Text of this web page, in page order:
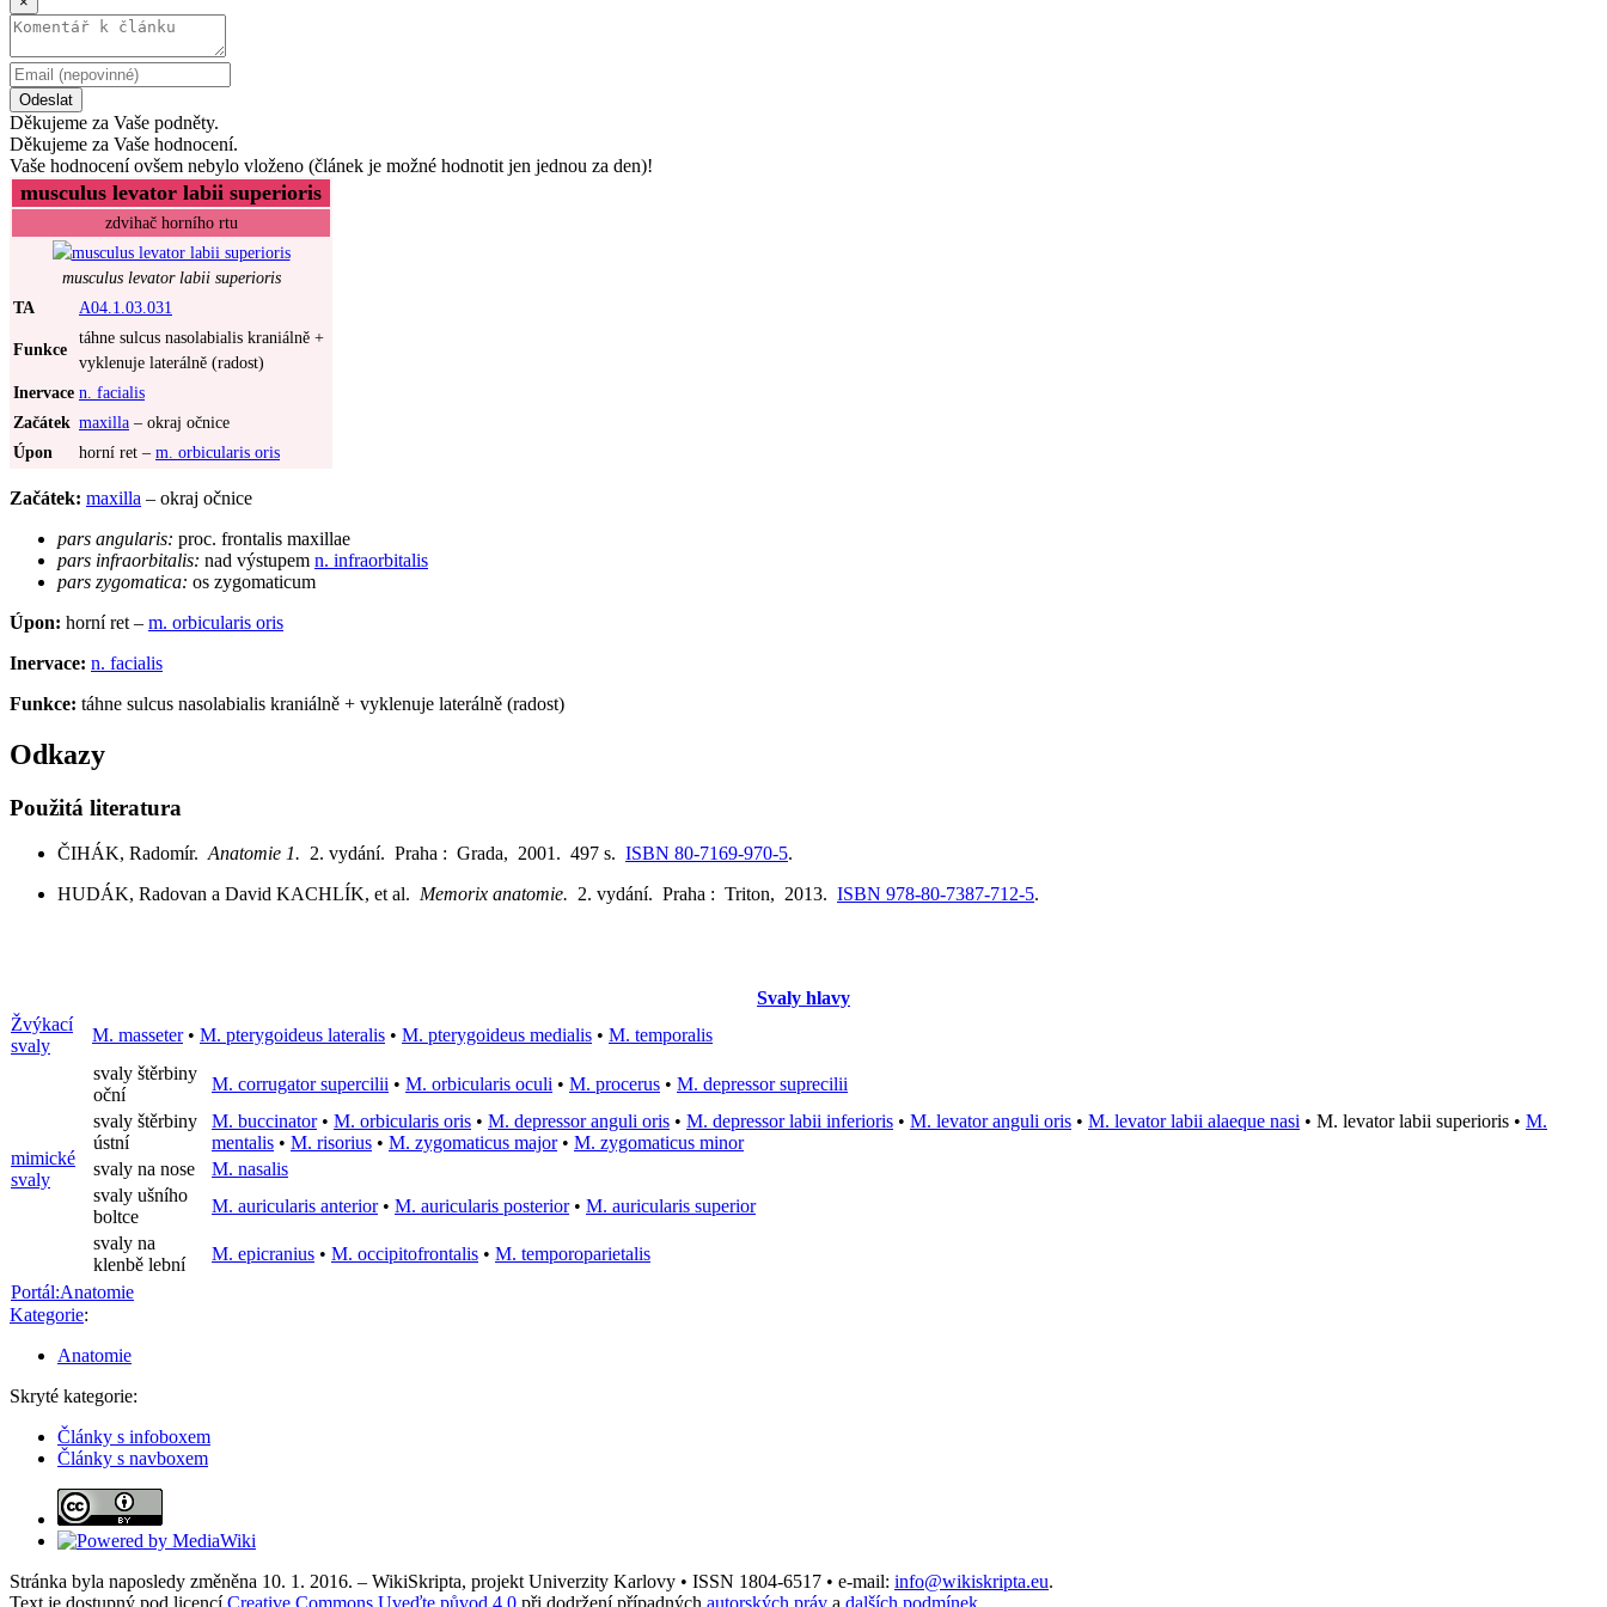
Odeslat
Děkujeme za Vaše podněty.
Děkujeme za Vaše hodnocení.
Vaše hodnocení ovšem nebylo vloženo (článek je možné hodnotit jen jednou za den)!
musculus levator labii superioris
zdvihač horního rtu
musculus levator labii superioris
TA
A04.1.03.031
Funkce
táhne sulcus nasolabialis kraniálně +
vyklenuje laterálně (radost)
Inervace n. facialis
Začátek maxilla – okraj očnice
Úpon
horní ret – m. orbicularis oris
Začátek: maxilla – okraj očnice
pars angularis: proc. frontalis maxillae
pars infraorbitalis: nad výstupem n. infraorbitalis
pars zygomatica: os zygomaticum
Úpon: horní ret – m. orbicularis oris
Inervace: n. facialis
Funkce: táhne sulcus nasolabialis kraniálně + vyklenuje laterálně (radost)
Odkazy
Použitá literatura
ČIHÁK, Radomír. Anatomie 1. 2. vydání. Praha : Grada, 2001. 497 s. ISBN 80-7169-970-5.
HUDÁK, Radovan a David KACHLÍK, et al. Memorix anatomie. 2. vydání. Praha : Triton, 2013. ISBN 978-80-7387-712-5.
Svaly hlavy
Žvýkací
svaly
M. masseter• M. pterygoideus lateralis • M. pterygoideus medialis • M. temporalis
mimické
svaly
svaly štěrbiny
oční
M. corrugator supercilii • M. orbicularis oculi • M. procerus • M. depressor suprecilii
svaly štěrbiny
ústní
M. buccinator• M. orbicularis oris • M. depressor anguli oris • M. depressor labii inferioris • M. levator anguli oris • M. levator labii alaeque nasi • M. levator labii superioris • M.
mentalis • M. risorius • M. zygomaticus major• M. zygomaticus minor
svaly na nose
M. nasalis
svaly ušního
boltce
M. auricularis anterior• M. auricularis posterior• M. auricularis superior
svaly na
klenbě lební
M. epicranius • M. occipitofrontalis • M. temporoparietalis
Portál:Anatomie
Kategorie:
Anatomie
Skryté kategorie:
Články s infoboxem
Články s navboxem
Stránka byla naposledy změněna 10. 1. 2016. – WikiSkripta, projekt Univerzity Karlovy • ISSN 1804-6517 • e-mail: info@wikiskripta.eu.